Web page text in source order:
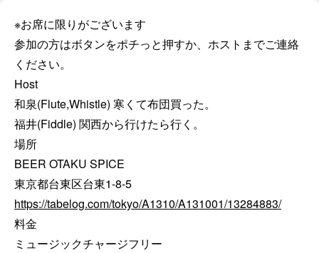
※お席に限りがございます
参加の方はボタンをポチっと押すか、ホストまでご連絡
ください。
Host
和泉(Flute,Whistle) 寒くて布団買った。
福井(Fiddle) 関西から行けたら行く。
場所
BEER OTAKU SPICE
https://tabelog.com/tokyo/A1310/A131001/13284883/
料金
ミュージックチャージフリー